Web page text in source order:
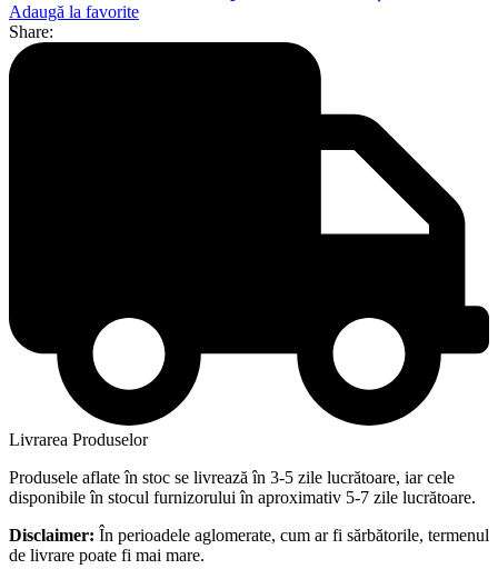
Adaugă la favorite
Share:
Livrarea Produselor
Produsele aflate în stoc se livrează în 3-5 zile lucrătoare, iar cele
disponibile în stocul furnizorului în aproximativ 5-7 zile lucrătoare.
Disclaimer: În perioadele aglomerate, cum ar fi sărbătorile, termenul
de livrare poate fi mai mare.